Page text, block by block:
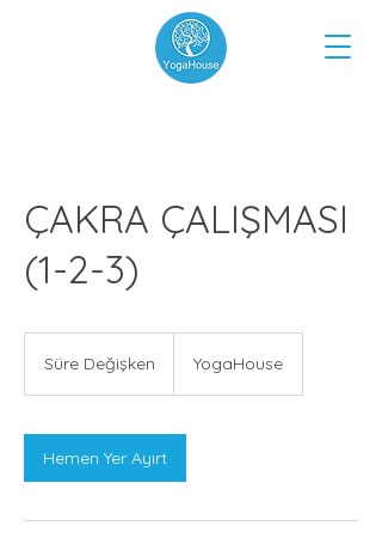
ÇAKRA ÇALIŞMASI
(1-2-3)
Süre Değişken
e
D
e
i
YogaHouse
Hemen Yer Ayırt